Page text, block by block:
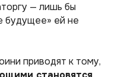
— лишь бы
будущее» ей не
приводят к тому,